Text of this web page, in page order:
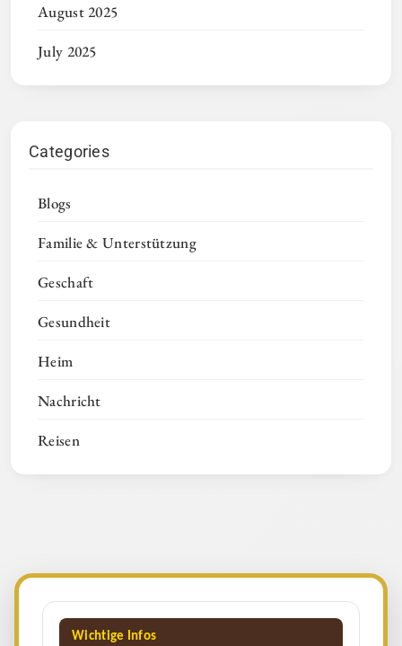
August 2025
July 2025
Categories
Blogs
Familie & Unterstützung
Geschaft
Gesundheit
Heim
Nachricht
Reisen
Wichtige Infos